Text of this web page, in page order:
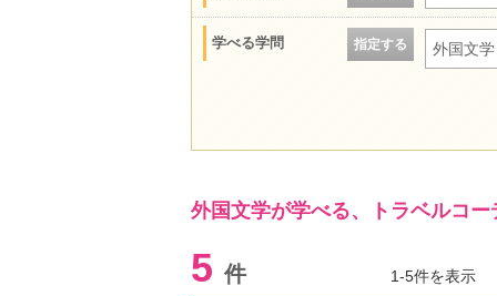
学べる学問 指定する 外国文学
外国文学が学べる、トラベルコ
5 件 1-5件を表示